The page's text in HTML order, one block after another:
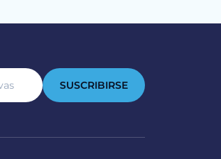
SUSCRIBIRSE